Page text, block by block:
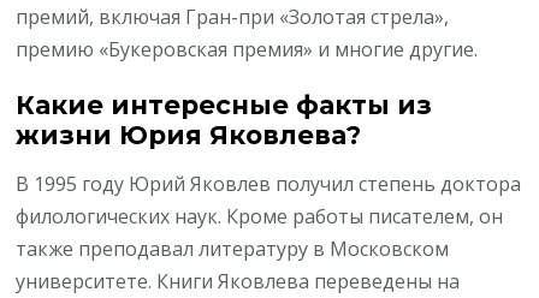
премий, включая Гран-при «Золотая стрела»,
премию «Букеровская премия» и многие другие.
Какие интересные факты из
жизни Юрия Яковлева?
В 1995 году Юрий Яковлев получил степень доктора
филологических наук. Кроме работы писателем, он
также преподавал литературу в Московском
университете. Книги Яковлева переведены на